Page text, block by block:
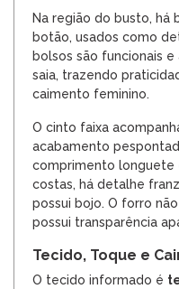
Na região do busto, há
botão, usados como
bolsos são funcionais
saia, trazendo
caimento feminino.
O cinto faixa
acabamento
comprimento longuete
costas, há detalhe
possui bojo. O forro
possui transparência
Tecido, Toque e
O tecido informado é